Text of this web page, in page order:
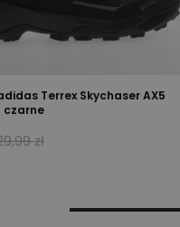
Terrex Skychaser AX5
czarne
zł